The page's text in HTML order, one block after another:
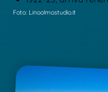
Foto: Linoolmostudio.it